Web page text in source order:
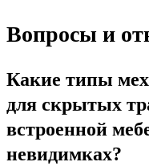
Вопросы и
Какие типы
для скрытых
встроенной
невидимках?